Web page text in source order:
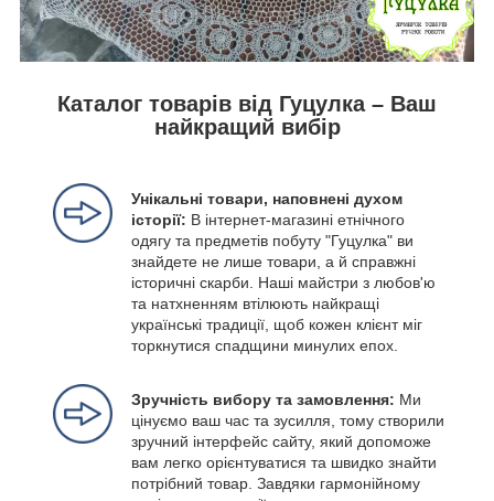
Каталог товарів від Гуцулка – Ваш
найкращий вибір
Унікальні товари, наповнені духом
історії: В інтернет-магазині етнічного
одягу та предметів побуту "Гуцулка" ви
знайдете не лише товари, а й справжні
історичні скарби. Наші майстри з любов'ю
та натхненням втілюють найкращі
українські традиції, щоб кожен клієнт міг
торкнутися спадщини минулих епох.
Зручність вибору та замовлення: Ми
цінуємо ваш час та зусилля, тому створили
зручний інтерфейс сайту, який допоможе
вам легко орієнтуватися та швидко знайти
потрібний товар. Завдяки гармонійному